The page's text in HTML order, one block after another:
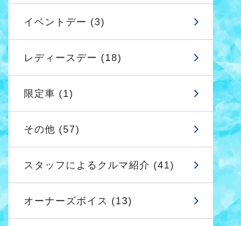
イベントデー (3)
レディースデー (18)
限定車 (1)
その他 (57)
スタッフによるクルマ紹介 (41)
オーナーズボイス (13)